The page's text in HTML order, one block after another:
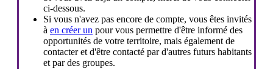
ci-dessous.
Si vous n'avez pas encore de compte, vous êtes invités
à en créer un pour vous permettre d'être informé des
opportunités de votre territoire, mais également de
contacter et d'être contacté par d'autres futurs habitants
et par des groupes.